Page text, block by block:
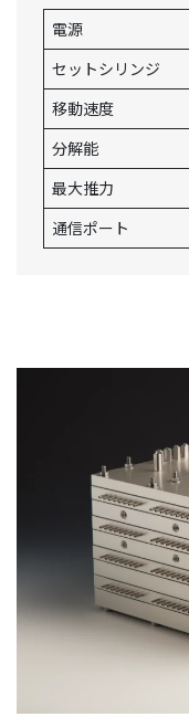
電源
セットシリンジ
移動速度
分解能
最大推力
通信ポート